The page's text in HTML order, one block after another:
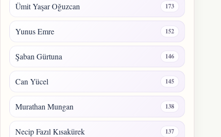
Ümit Yaşar Oğuzcan 173
Yunus Emre 152
Şaban Gürtuna 146
Can Yücel 145
Murathan Mungan 138
Necip Fazıl Kısakürek 137